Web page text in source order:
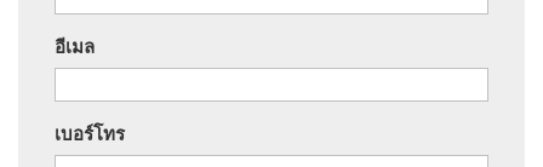
อีเมล
เบอร์โทร